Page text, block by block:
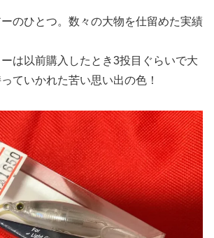
のひとつ。数々の大物を仕留めた実績
は以前購入したとき3投目ぐらいで大
ていかれた苦い思い出の色！